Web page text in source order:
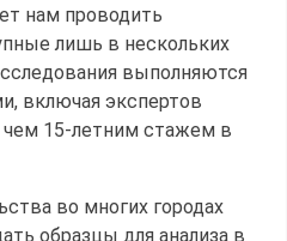
нам проводить
лишь в нескольких
выполняются
включая экспертов
чем 15-летним стажем в
во многих городах
образцы для анализа в